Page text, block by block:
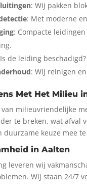
: Wij pakken
: Met moderne
: Compacte
de leiding
: Wij reinigen
Met Het Milieu
milieuvriendelijke
te breken, wat afval
keuze mee
in Aalten
leveren wij
Wij staan 24/7